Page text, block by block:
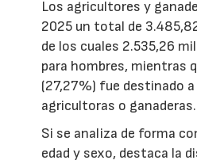
Los agricultores y
2025 un total de
de los cuales 2.535,26
para hombres, mientras
(27,27%) fue destinado
agricultoras o ganaderas.
Si se analiza de forma
edad y sexo, destaca la